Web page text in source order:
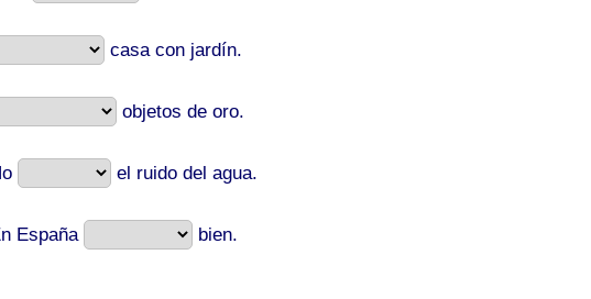
casa con jardín.
objetos de oro.
el ruido del agua.
España bien.